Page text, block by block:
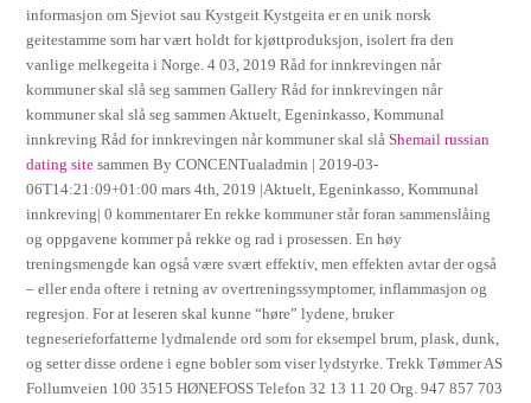
informasjon om Sjeviot sau Kystgeit Kystgeita er en unik norsk
geitestamme som har vært holdt for kjøttproduksjon, isolert fra den
vanlige melkegeita i Norge. 4 03, 2019 Råd for innkrevingen når
kommuner skal slå seg sammen Gallery Råd for innkrevingen når
kommuner skal slå seg sammen Aktuelt, Egeninkasso, Kommunal
innkreving Råd for innkrevingen når kommuner skal slåShemail russian
dating site sammen By CONCENTualadmin | 2019-03-
06T14:21:09+01:00 mars 4th, 2019 |Aktuelt, Egeninkasso, Kommunal
innkreving| 0 kommentarer En rekke kommuner står foran sammenslåing
og oppgavene kommer på rekke og rad i prosessen. En høy
treningsmengde kan også være svært effektiv, men effekten avtar der også
– eller enda oftere i retning av overtreningssymptomer, inflammasjon og
regresjon. For at leseren skal kunne “høre” lydene, bruker
tegneserieforfatterne lydmalende ord som for eksempel brum, plask, dunk,
og setter disse ordene i egne bobler som viser lydstyrke. Trekk Tømmer AS
Follumveien 100 3515 HØNEFOSS Telefon 32 13 11 20 Org. 947 857 703